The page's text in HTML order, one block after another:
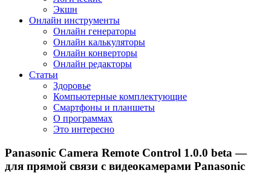
Экшн
Онлайн инструменты
Онлайн генераторы
Онлайн калькуляторы
Онлайн конверторы
Онлайн редакторы
Статьи
Здоровье
Компьютерные комплектующие
Смартфоны и планшеты
О программах
Это интересно
Panasonic Camera Remote Control 1.0.0 beta —
для прямой связи с видеокамерами Panasonic